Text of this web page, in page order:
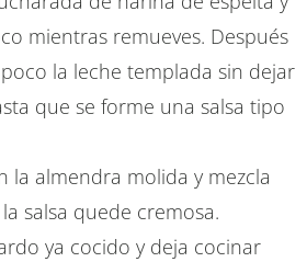
mientras remueves. Después
la leche templada sin dejar
que se forme una salsa tipo
la almendra molida y mezcla
salsa quede cremosa.
ya cocido y deja cocinar